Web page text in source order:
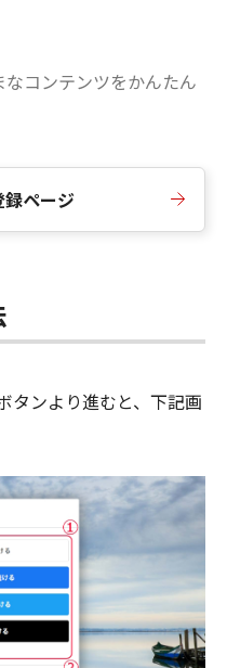
コンテンツをかんたん
ページ
タンより進むと、下記画